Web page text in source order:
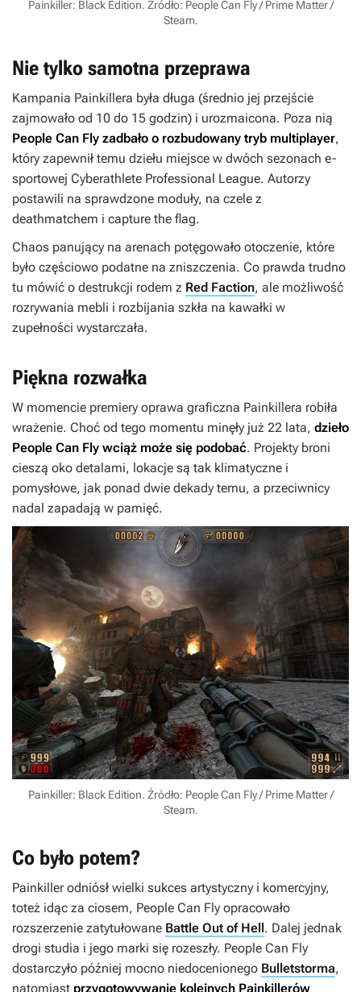
Painkiller: Black Edition. Źródło: People Can Fly / Prime Matter /
Steam.
Nie tylko samotna przeprawa
Kampania Painkillera była długa (średnio jej przejście
zajmowało od 10 do 15 godzin) i urozmaicona. Poza nią
People Can Fly zadbało o rozbudowany tryb multiplayer,
który zapewnił temu dziełu miejsce w dwóch sezonach e-
sportowej Cyberathlete Professional League. Autorzy
postawili na sprawdzone moduły, na czele z
deathmatchem i capture the flag.
Chaos panujący na arenach potęgowało otoczenie, które
było częściowo podatne na zniszczenia. Co prawda trudno
tu mówić o destrukcji rodem z Red Faction, ale możliwość
rozrywania mebli i rozbijania szkła na kawałki w
zupełności wystarczała.
Piękna rozwałka
W momencie premiery oprawa graficzna Painkillera robiła
wrażenie. Choć od tego momentu minęły już 22 lata, dzieło
People Can Fly wciąż może się podobać. Projekty broni
cieszą oko detalami, lokacje są tak klimatyczne i
pomysłowe, jak ponad dwie dekady temu, a przeciwnicy
nadal zapadają w pamięć.
Painkiller: Black Edition. Źródło: People Can Fly / Prime Matter /
Steam.
Co było potem?
Painkillerodniósł wielki sukces artystyczny i komercyjny,
toteż idąc za ciosem, People Can Fly opracowało
rozszerzenie zatytułowane Battle Out of Hell. Dalej jednak
drogi studia i jego marki się rozeszły. People Can Fly
dostarczyło później mocno niedocenionego Bulletstorma,
natomiast przygotowywanie kolejnych Painkillerów